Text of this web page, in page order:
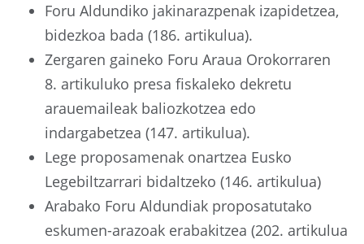
Foru Aldundiko jakinarazpenak izapidetzea,
bidezkoa bada (186. artikulua).
Zergaren gaineko Foru Araua Orokorraren
8. artikuluko presa fiskaleko dekretu
arauemaileak baliozkotzea edo
indargabetzea (147. artikulua).
Lege proposamenak onartzea Eusko
Legebiltzarrari bidaltzeko (146. artikulua)
Arabako Foru Aldundiak proposatutako
eskumen-arazoak erabakitzea (202. artikulua